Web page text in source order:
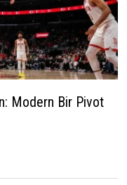
Modern Bir Pivot